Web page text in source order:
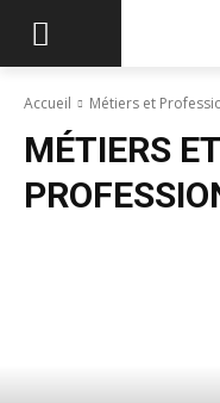
Accueil Métiers et
MÉTIERS ET